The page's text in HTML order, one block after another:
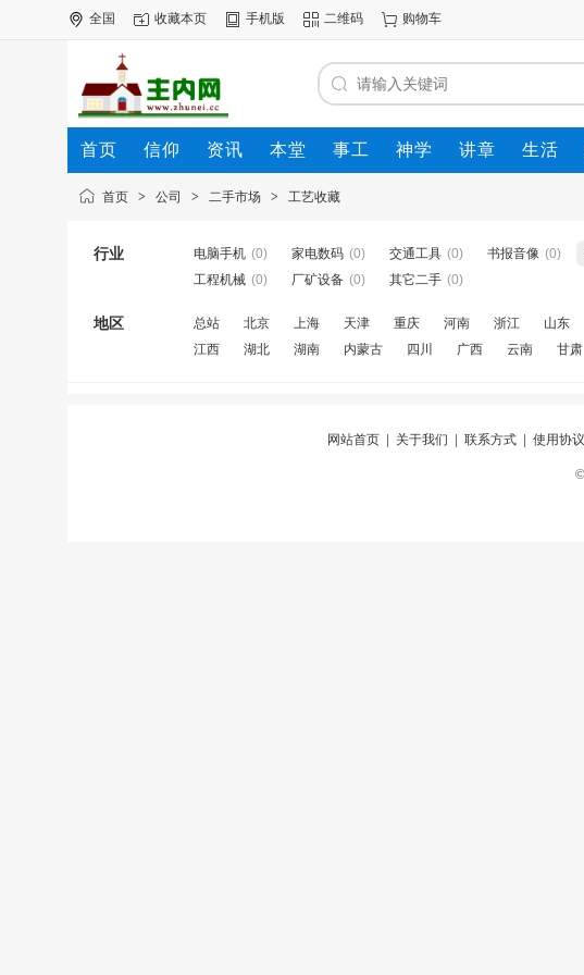
全国 收藏本页 手机版 二维码 购物车
首页 信仰 资讯 本堂 事工 神学 讲章 生活
公司 动态 人才 知道 专题
首页 > 公司 > 二手市场 > 工艺收藏
行业 电脑手机 (0) 家电数码 (0) 交通工具 (0) 书报音像 (0)
工程机械 (0) 厂矿设备 (0) 其它二手 (0)
地区 总站 北京 上海 天津 重庆 河南 浙江 山东
江西
湖北 湖南 内蒙古 四川 广西 云南 甘肃
网站首页 关于我们 联系方式 使用协议